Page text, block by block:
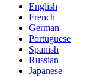
English
French
German
Portuguese
Spanish
Russian
Japanese